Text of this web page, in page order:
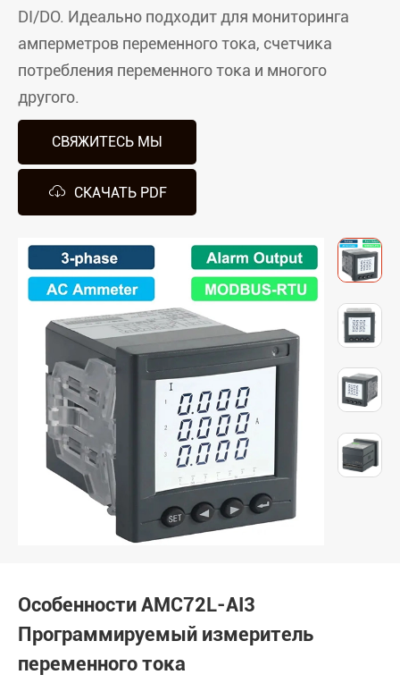
DI/DO. Идеально подходит для мониторинга
амперметров переменного тока, счетчика
потребления переменного тока и многого
другого.
СВЯЖИТЕСЬ МЫ
 СКАЧАТЬ PDF
Особенности AMC72L-AI3
Программируемый измеритель
переменного тока